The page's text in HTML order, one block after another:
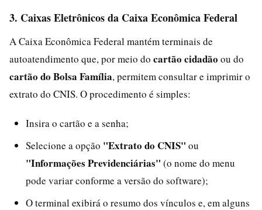
3. Caixas Eletrônicos da Caixa Econômica Federal
A Caixa Econômica Federal mantém terminais de
autoatendimento que, por meio do cartão cidadão ou do
cartão do Bolsa Família, permitem consultar e imprimir o
extrato do CNIS. O procedimento é simples:
Insira o cartão e a senha;
Selecione a opção "Extrato do CNIS" ou
"Informações Previdenciárias" (o nome do menu
pode variar conforme a versão do software);
O terminal exibirá o resumo dos vínculos e, em alguns